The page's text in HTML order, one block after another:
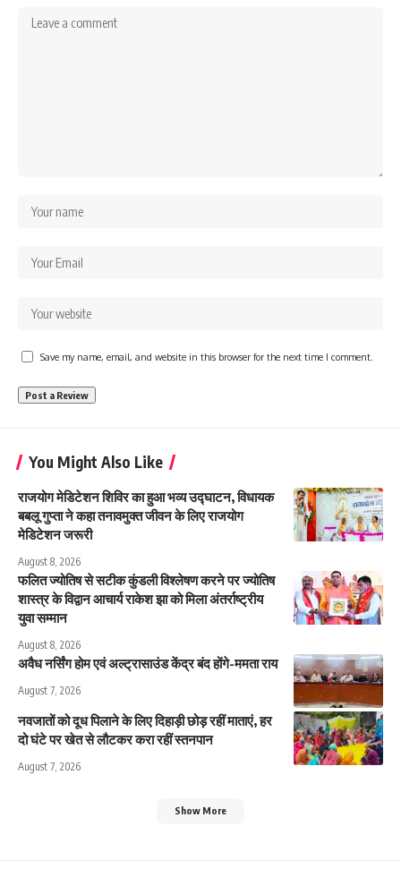
Save my name, email, and website in this browser for the next time I comment.
You Might Also Like
राजयोग मेडिटेशन शिविर का हुआ भव्य उद्घाटन, विधायक
बबलू गुप्ता ने कहा तनावमुक्त जीवन के लिए राजयोग
मेडिटेशन जरूरी
August 8, 2026
फलित ज्योतिष से सटीक कुंडली विश्लेषण करने पर ज्योतिष
शास्त्र के विद्वान आचार्य राकेश झा को मिला अंतर्राष्ट्रीय
युवा सम्मान
August 8, 2026
अवैध नर्सिंग होम एवं अल्ट्रासाउंड केंद्र बंद होंगे-ममता राय
August 7, 2026
नवजातों को दूध पिलाने के लिए दिहाड़ी छोड़ रहीं माताएं, हर
दो घंटे पर खेत से लौटकर करा रहीं स्तनपान
August 7, 2026
Show More